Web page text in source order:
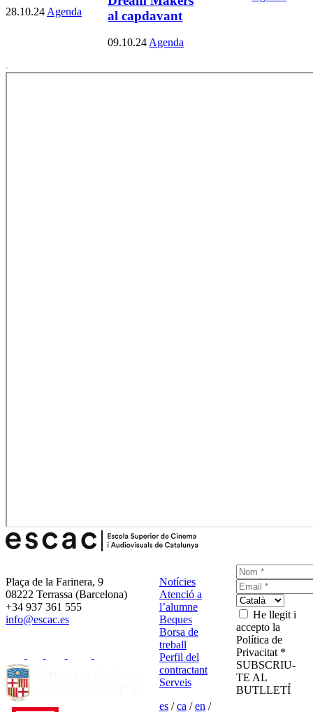
28.10.24 Agenda
al capdavant
09.10.24 Agenda
Plaça de la Farinera, 9
08222 Terrassa (Barcelona)
+34 937 361 555
info@escac.es
Notícies
Atenció a
l’alumne
Beques
Borsa de
treball
Perfil del
contractant
Serveis
es/ca /en /
He llegit i
accepto la
Política de
Privacitat *
SUBSCRIU-
TE AL
BUTLLETÍ